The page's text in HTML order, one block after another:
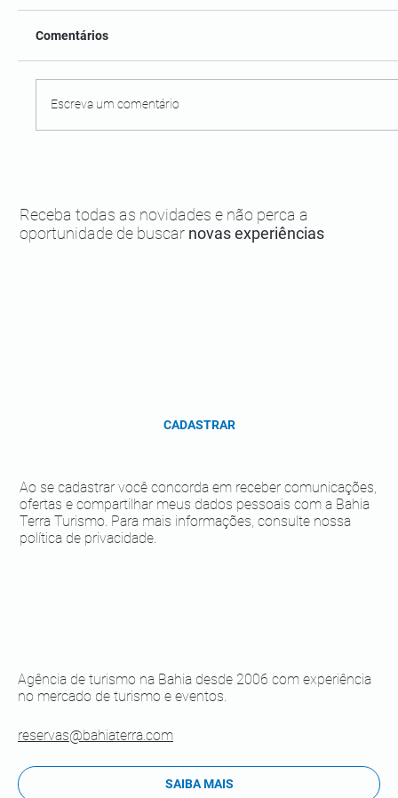
Comentários
Escreva um comentário
Agência de turismo na Bahia desde 2006 com experiência
no mercado de turismo e eventos.
SAIBA MAIS
reservas@bahiaterra.com
Receba todas as novidades e não perca a
oportunidade de buscar novas experiências
Ao se cadastrar você concorda em receber comunicações,
ofertas e compartilhar meus dados pessoais com a Bahia
Terra Turismo. Para mais informações, consulte nossa
política de privacidade.
CADASTRAR